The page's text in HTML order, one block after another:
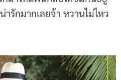
ารักมากเลยจ้า หวานไม่ไหว